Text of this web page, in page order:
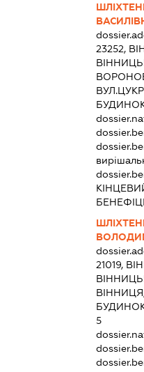
23252,
БУДИНОК
21019,
5